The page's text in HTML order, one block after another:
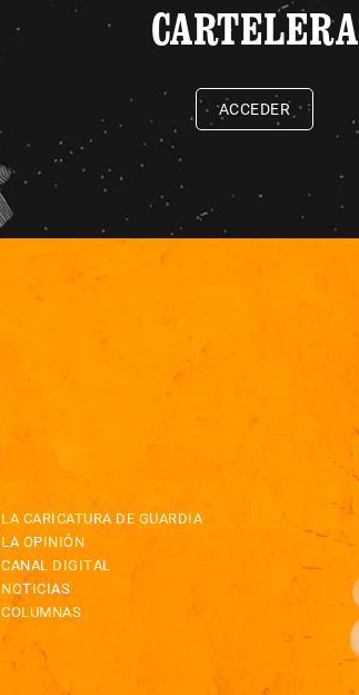
CARTELERA
ACCEDER
LA CARICATURA DE GUARDIA
LA OPINIÓN
CANAL DIGITAL
NOTICIAS
COLUMNAS